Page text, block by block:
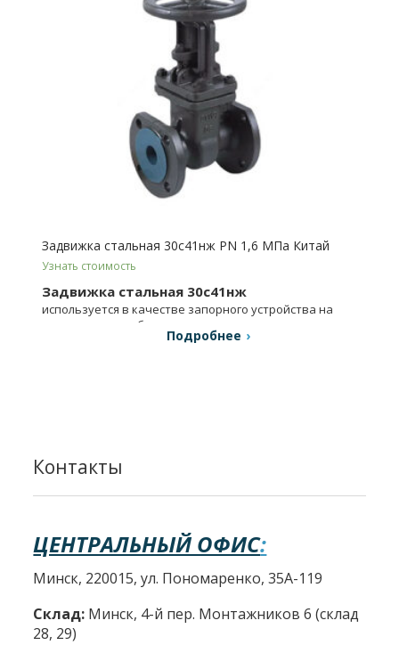
Задвижка стальная 30с41нж PN 1,6 МПа Китай
Узнать стоимость
Задвижка стальная 30с41нж
используется в качестве запорного устройства на
технических трубопроводах.
Подробнее
Контакты
ЦЕНТРАЛЬНЫЙ ОФИС:
Минск, 220015, ул. Пономаренко, 35А-119
Склад: Минск, 4-й пер. Монтажников 6 (склад
28, 29)